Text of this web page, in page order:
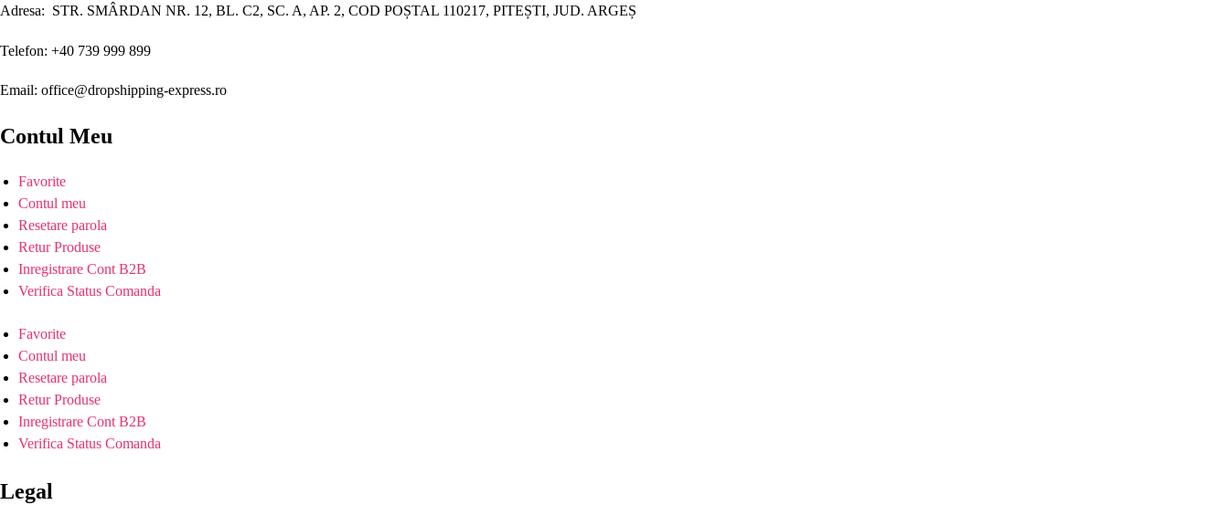
Adresa: STR. SMÂRDAN NR. 12, BL. C2, SC. A, AP. 2, COD POȘTAL 110217, PITEȘTI, JUD. ARGEȘ
Telefon: +40 739 999 899
Email: office@dropshipping-express.ro
Contul Meu
Favorite
Contul meu
Resetare parola
Retur Produse
Inregistrare Cont B2B
Verifica Status Comanda
Favorite
Contul meu
Resetare parola
Retur Produse
Inregistrare Cont B2B
Verifica Status Comanda
Legal